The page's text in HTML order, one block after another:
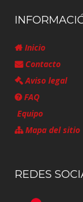
Inicio
Contacto
Aviso legal
FAQ
Equipo
Mapa del sitio
REDES